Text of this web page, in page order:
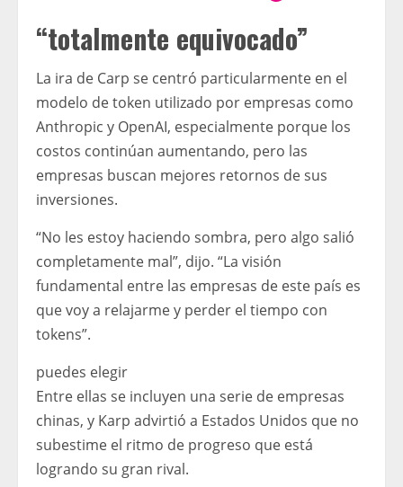
“totalmente equivocado”
La ira de Carp se centró particularmente en el
modelo de token utilizado por empresas como
Anthropic y OpenAI, especialmente porque los
costos continúan aumentando, pero las
empresas buscan mejores retornos de sus
inversiones.
“No les estoy haciendo sombra, pero algo salió
completamente mal”, dijo. “La visión
fundamental entre las empresas de este país es
que voy a relajarme y perder el tiempo con
tokens”.
puedes elegir
Entre ellas se incluyen una serie de empresas
chinas, y Karp advirtió a Estados Unidos que no
subestime el ritmo de progreso que está
logrando su gran rival.